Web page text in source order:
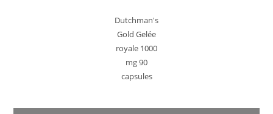
Dutchman's
Gold Gelée
royale 1000
mg 90
capsules